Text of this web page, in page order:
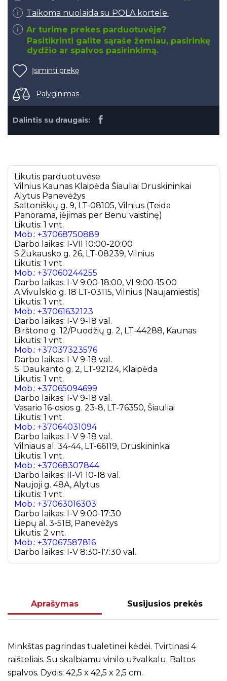
Taikoma nuolaida su POLA kortele.
Ar turime prekes parduotuvėje?
Pasitikrinti galite sąraše žemiau, pasirinkę
dydžio ar spalvos pasirinkimą.
Įsiminti prekę
Palyginimas
Dalintis su draugais:
Likutis parduotuvėse
Vilnius Kaunas Klaipėda Šiauliai Druskininkai
Alytus Panevėžys
Saltoniškių g. 9, LT-08105, Vilnius (Teida
Panorama, įėjimas per Benu vaistinę)
Likutis: 1 vnt.
Mob.: +37068750889
Darbo laikas: I-VII 10:00-20:00
S.Žukausko g. 26, LT-08239, Vilnius
Likutis: 1 vnt.
Mob.: +37060244255
Darbo laikas: I-V 9:00-18:00, VI 9:00-15:00
A.Vivulskio g. 18 LT-03115, Vilnius (Naujamiestis)
Likutis: 1 vnt.
Mob.: +37061632123
Darbo laikas: I-V 9-18 val.
Birštono g. 12/Puodžių g. 2, LT-44288, Kaunas
Likutis: 1 vnt.
Mob.: +37037323576
Darbo laikas: I-V 9-18 val.
S. Daukanto g. 2, LT-92124, Klaipėda
Likutis: 1 vnt.
Mob.: +37065094699
Darbo laikas: I-V 9-18 val.
Vasario 16-osios g. 23-8, LT-76350, Šiauliai
Likutis: 1 vnt.
Mob.: +37064031094
Darbo laikas: I-V 9-18 val.
Vilniaus al. 34-44, LT-66119, Druskininkai
Likutis: 1 vnt.
Mob.: +37068307844
Darbo laikas: II-VI 10-18 val.
Naujoji g. 48A, Alytus
Likutis: 1 vnt.
Mob.: +37063016303
Darbo laikas: I-V 9:00-17:30
Liepų al. 3-51B, Panevėžys
Likutis: 2 vnt.
Mob.: +37067587816
Darbo laikas: I-V 8:30-17:30 val.
Aprašymas Susijusios prekės
Minkštas pagrindas tualetinei kėdėi. Tvirtinasi 4
raišteliais. Su skalbiamu vinilo užvalkalu. Baltos
spalvos. Dydis: 42,5 x 42,5 x 2,5 cm.